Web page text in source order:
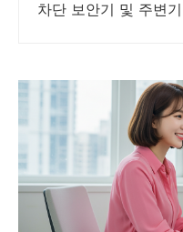
차단 보안기 및 주변